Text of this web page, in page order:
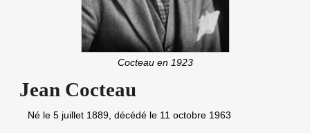
Cocteau en 1923
Jean Cocteau
Né le 5 juillet 1889, décédé le 11 octobre 1963